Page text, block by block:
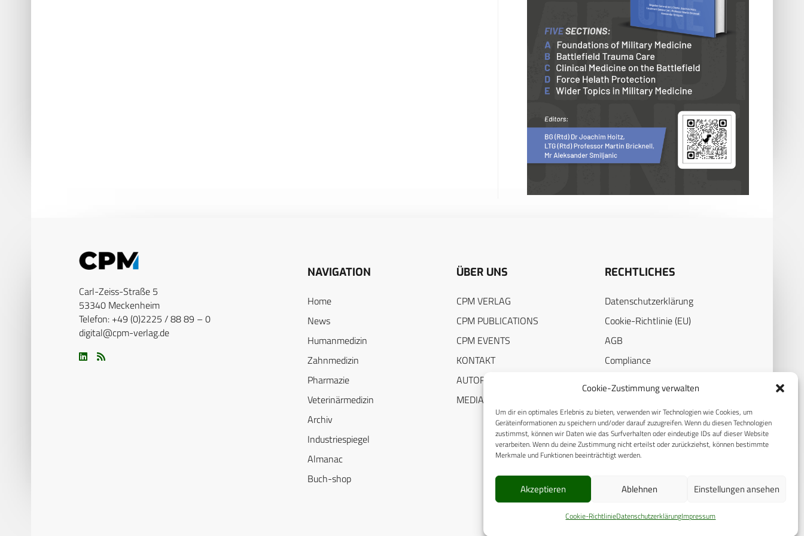
Cookie-Zustimmung verwalten
Um dir ein optimales Erlebnis zu bieten, verwenden wir Technologien wie Cookies, um
Geräteinformationen zu speichern und/oder darauf zuzugreifen. Wenn du diesen Technologien
zustimmst, können wir Daten wie das Surfverhalten oder eindeutige IDs auf dieser Website
verarbeiten. Wenn du deine Zustimmung nicht erteilst oder zurückziehst, können bestimmte
Merkmale und Funktionen beeinträchtigt werden.
Akzeptieren Ablehnen Einstellungen ansehen
Cookie-RichtlinieDatenschutzerklärungImpressum
Carl-Zeiss-Straße 5
53340 Meckenheim
Telefon: +49 (0)2225 / 88 89 – 0
digital@cpm-verlag.de
NAVIGATION
Home
News
Humanmedizin
Zahnmedizin
Pharmazie
Veterinärmedizin
Archiv
Industriespiegel
Almanac
Buch-shop
ÜBER UNS
CPM VERLAG
CPM PUBLICATIONS
CPM EVENTS
KONTAKT
AUTORENHINWEISE
MEDIADATEN
RECHTLICHES
Datenschutzerklärung
Cookie-Richtlinie (EU)
AGB
Compliance
© 2025 CPM GmbH – Alle Rechte vorbehalten